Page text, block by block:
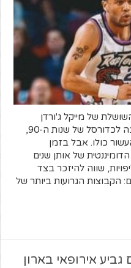
של מייקל ג'ורדן
והשיקגו בולס, היא בעצם שיר אהבה לכדורסל של שנות ה-90,
כולו. אבל בזמן
של אותן שנים
שווה להיזכר בצד
הקבוצות הגרועות ביותר של
אירופאי בארון